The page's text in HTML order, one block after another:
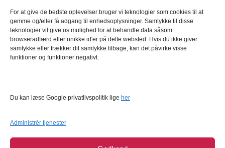
For at give de bedste oplevelser bruger vi teknologier som cookies til at
gemme og/eller få adgang til enhedsoplysninger. Samtykke til disse
teknologier vil give os mulighed for at behandle data såsom
browseradfærd eller unikke id'er på dette websted. Hvis du ikke giver
samtykke eller trækker dit samtykke tilbage, kan det påvirke visse
funktioner og funktioner negativt.
Du kan læse Google privatlivspolitik lige her
Administrér tjenester
Kundeservice
FAQ – Ofte stillede spørgsmål
Om Bagetid.dk
Se Fødevarestyrelsens smiley-rapporter